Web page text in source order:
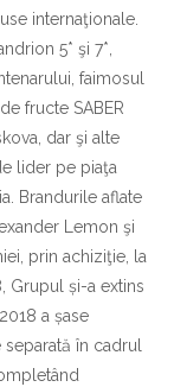
internaţionale.
5* şi 7*,
faimosul
fructe SABER
dar şi alte
lider pe piaţa
Brandurile aflate
Lemon şi
prin achiziţie, la
Grupul și-a extins
a șase
în cadrul